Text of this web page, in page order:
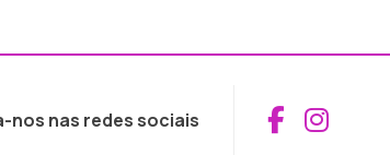
nos nas redes sociais